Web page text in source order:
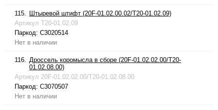
115.
Штыревой штифт (20F-01.02.00.02/T20-01.02.09)
Артикул T20-01.02.09
Паркод: C3020514
Нет в наличии
116.
Дроссель коромысла в сборе (20F-01.02.02.00/T20-
01.02.08.00)
Артикул 20F-01.02.02.00/T20-01.02.08.00
Паркод: C3070507
Нет в наличии